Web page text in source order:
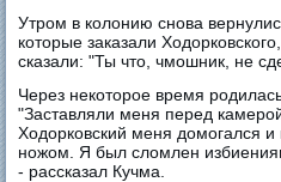
Утром в колонию снова
которые заказали
сказали: "Ты что, чмошник, не
Через некоторое время
"Заставляли меня перед
Ходорковский меня домогался и
ножом. Я был сломлен
- рассказал Кучма.